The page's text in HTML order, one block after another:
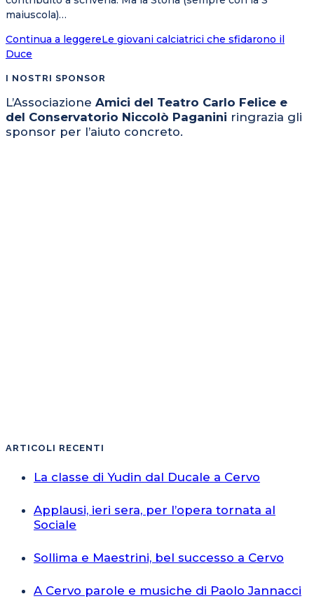
maiuscola)…
Continua a leggereLe giovani calciatrici che sfidarono il
Duce
I NOSTRI SPONSOR
L’Associazione Amici del Teatro Carlo Felice e
del Conservatorio Niccolò Paganini ringrazia gli
sponsor per l’aiuto concreto.
ARTICOLI RECENTI
La classe di Yudin dal Ducale a Cervo
Applausi, ieri sera, per l’opera tornata al
Sociale
Sollima e Maestrini, bel successo a Cervo
A Cervo parole e musiche di Paolo Jannacci